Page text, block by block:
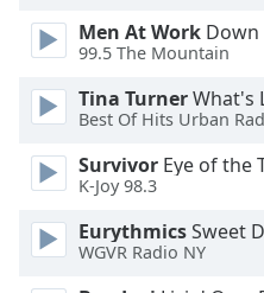
Text
Color
Opacity
Text
Color
Men At Work
99.5 The Mountain
Tina TurnerWhat's
Best Of Hits Urban
Survivor Eye of the
K-Joy 98.3
EurythmicsSweet
WGVR Radio NY